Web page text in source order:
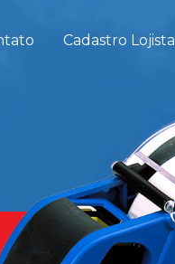
Cadastro Lojista